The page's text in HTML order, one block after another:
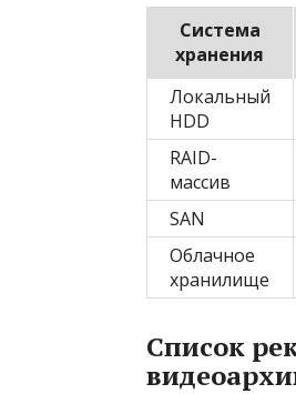
Система
хранения
Локальный
HDD
RAID-
массив
SAN
Облачное
хранилище
Список